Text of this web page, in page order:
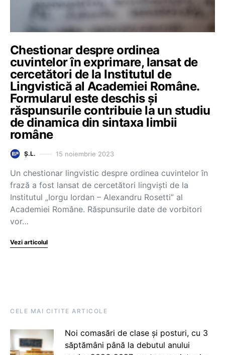
Chestionar despre ordinea
cuvintelor în exprimare, lansat de
cercetători de la Institutul de
Lingvistică al Academiei Române.
Formularul este deschis și
răspunsurile contribuie la un studiu
de dinamica din sintaxa limbii
române
Ș.L. 15 noiembrie 2023
Un chestionar lingvistic despre ordinea cuvintelor în
frază a fost lansat de cercetători lingviști de la
Institutul „Iorgu Iordan – Alexandru Rosetti” al
Academiei Române. Răspunsurile date de vorbitori
vor…
Vezi articolul
CELE MAI CITITE ARTICOLE
Noi comasări de clase și posturi, cu 3
săptămâni până la debutul anului